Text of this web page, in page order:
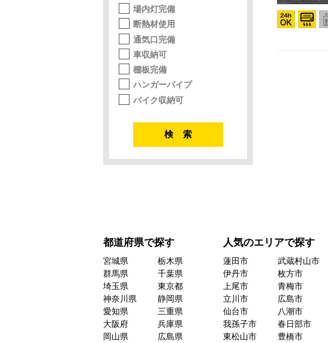
場内灯完備
断熱材使用
通気口完備
車収納可
棚板完備
ハンガーパイプ
バイク収納可
都道府県で探す
宮城県
栃木県
群馬県
千葉県
埼玉県
東京都
神奈川県
静岡県
愛知県
三重県
大阪府
兵庫県
岡山県
広島県
人気のエリアで探す
蓮田市
武蔵村山市
伊丹市
枚方市
上尾市
青梅市
立川市
広島市
仙台市
八潮市
我孫子市
春日部市
東松山市
豊橋市